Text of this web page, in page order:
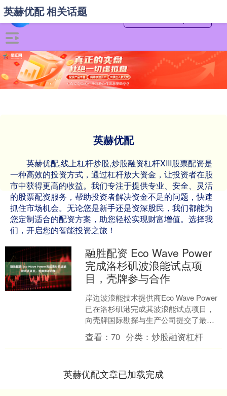
英赫优配
英赫优配,线上杠杆炒股,炒股融资杠杆XIII‌股票配资是
一种高效的投资方式，通过杠杆放大资金，让投资者在股
市中获得更高的收益。我们专注于提供专业、安全、灵活
的股票配资服务，帮助投资者解决资金不足的问题，快速
抓住市场机会。无论您是新手还是资深股民，我们都能为
您定制适合的配资方案，助您轻松实现财富增值。选择我
们，开启您的智能投资之旅！
英赫优配 相关话题
融胜配资 Eco Wave Power
完成洛杉矶波浪能试点项
目，壳牌参与合作
岸边波浪能技术提供商Eco Wave Power
已在洛杉矶港完成其波浪能试点项目，
向壳牌国际勘探与生产公司提交了最终
报告，并结束了于2024年启动的开发计
划。 ....
查看：70 分类：炒股融资杠杆
英赫优配文章已加载完成